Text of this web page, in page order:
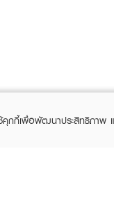
ช้คุกกี้เพื่อพัฒนาประสิทธิภา